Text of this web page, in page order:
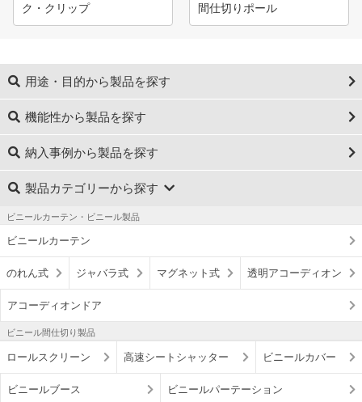
ク・クリップ
間仕切りポール
用途・目的から製品を探す
機能性から製品を探す
納入事例から製品を探す
製品カテゴリーから探す
ビニールカーテン・ビニール製品
ビニールカーテン
のれん式 ジャバラ式 マグネット式 透明アコーディオン
アコーディオンドア
ビニール間仕切り製品
ロールスクリーン 高速シートシャッター ビニールカバー
ビニールブース ビニールパーテーション